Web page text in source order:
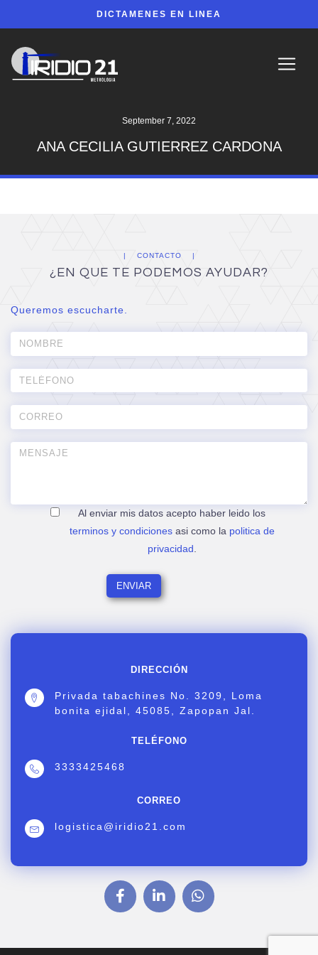
DICTAMENES EN LINEA
September 7, 2022
ANA CECILIA GUTIERREZ CARDONA
DIRECCIÓN
Privada tabachines No. 3209, Loma
bonita ejidal, 45085, Zapopan Jal.
TELÉFONO
3333425468
CORREO
logistica@iridio21.com
CONTACTO
¿EN QUE TE PODEMOS AYUDAR?
Queremos escucharte.
Al enviar mis datos acepto haber leido los
terminos y condicionesasi como la politica de
privacidad